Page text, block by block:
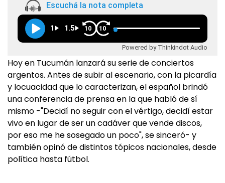
Escuchá la nota completa
1 1.5 10 10
Powered by Thinkindot Audio
Hoy en Tucumán lanzará su serie de conciertos
argentos. Antes de subir al escenario, con la picardía
y locuacidad que lo caracterizan, el español brindó
una conferencia de prensa en la que habló de sí
mismo -"Decidí no seguir con el vértigo, decidí estar
vivo en lugar de ser un cadáver que vende discos,
por eso me he sosegado un poco", se sinceró- y
también opinó de distintos tópicos nacionales, desde
política hasta fútbol.